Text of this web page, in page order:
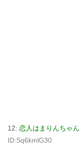
12: 恋人はまりんちゃん
ID:Sq6kmlG30